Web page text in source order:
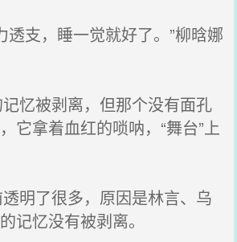
支，睡一觉就好了。”柳晗娜
忆被剥离，但那个没有面孔
它拿着血红的唢呐，“舞台”上
明了很多，原因是林言、乌
记忆没有被剥离。